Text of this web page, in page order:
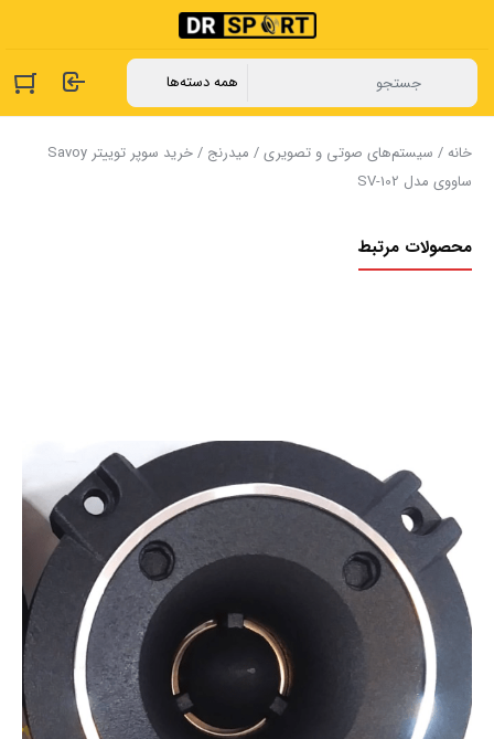
خانه/ سیستم‌های صوتی و تصویری/ میدرنج
/ خرید سوپر توییتر Savoy
ساووی مدل SV-102
محصولات مرتبط